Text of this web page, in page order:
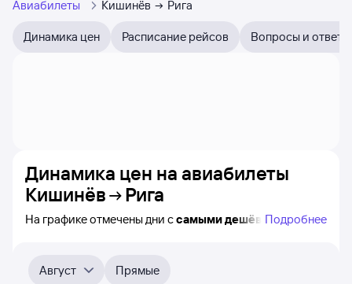
Авиабилеты Кишинёв Рига
Динамика цен Расписание рейсов Вопросы и ответы
Динамика цен на авиабилеты
Кишинёв
Рига
На графике отмечены дни ссамыми дешёвыми
на ближайшие пять месяцев. Выберите день,
перейдите по клику к поиску билетов на нужный рейс и
Подробнее
Август
Прямые